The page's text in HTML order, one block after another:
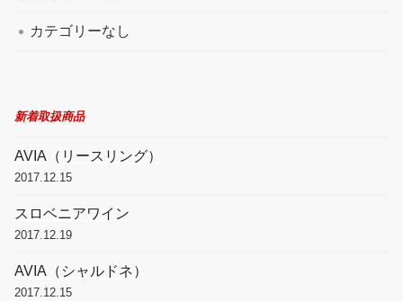
カテゴリーなし
新着取扱商品
AVIA（リースリング）
2017.12.15
スロベニアワイン
2017.12.19
AVIA（シャルドネ）
2017.12.15